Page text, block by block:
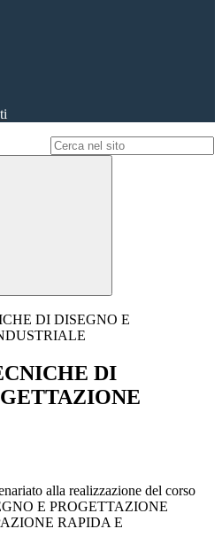
DI DISEGNO E
DI
alla realizzazione del corso
E PROGETTAZIONE
RAPIDA E